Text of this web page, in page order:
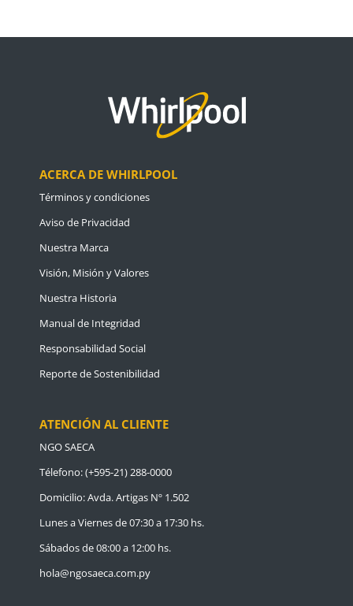
ACERCA DE WHIRLPOOL
Términos y condiciones
Aviso de Privacidad
Nuestra Marca
Visión, Misión y Valores
Nuestra Historia
Manual de Integridad
Responsabilidad Social
Reporte de Sostenibilidad
ATENCIÓN AL CLIENTE
NGO SAECA
Télefono: (+595-21) 288-0000
Domicilio: Avda. Artigas Nº 1.502
Lunes a Viernes de 07:30 a 17:30 hs.
Sábados de 08:00 a 12:00 hs.
hola@ngosaeca.com.py